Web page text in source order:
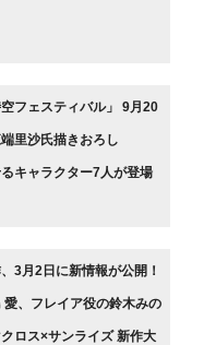
空フェスティバル」 9月20
里沙氏描きおろし
キャラクター7人が登場
3月2日に新情報が公開！
、フレイア役の鈴木みの
ロス×サンライズ 新作大